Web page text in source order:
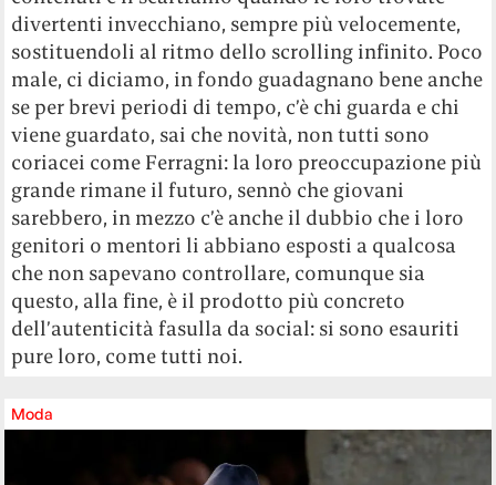
divertenti invecchiano, sempre più velocemente,
sostituendoli al ritmo dello scrolling infinito. Poco
male, ci diciamo, in fondo guadagnano bene anche
se per brevi periodi di tempo, c’è chi guarda e chi
viene guardato, sai che novità, non tutti sono
coriacei come Ferragni: la loro preoccupazione più
grande rimane il futuro, sennò che giovani
sarebbero, in mezzo c’è anche il dubbio che i loro
genitori o mentori li abbiano esposti a qualcosa
che non sapevano controllare, comunque sia
questo, alla fine, è il prodotto più concreto
dell’autenticità fasulla da social: si sono esauriti
pure loro, come tutti noi.
Moda